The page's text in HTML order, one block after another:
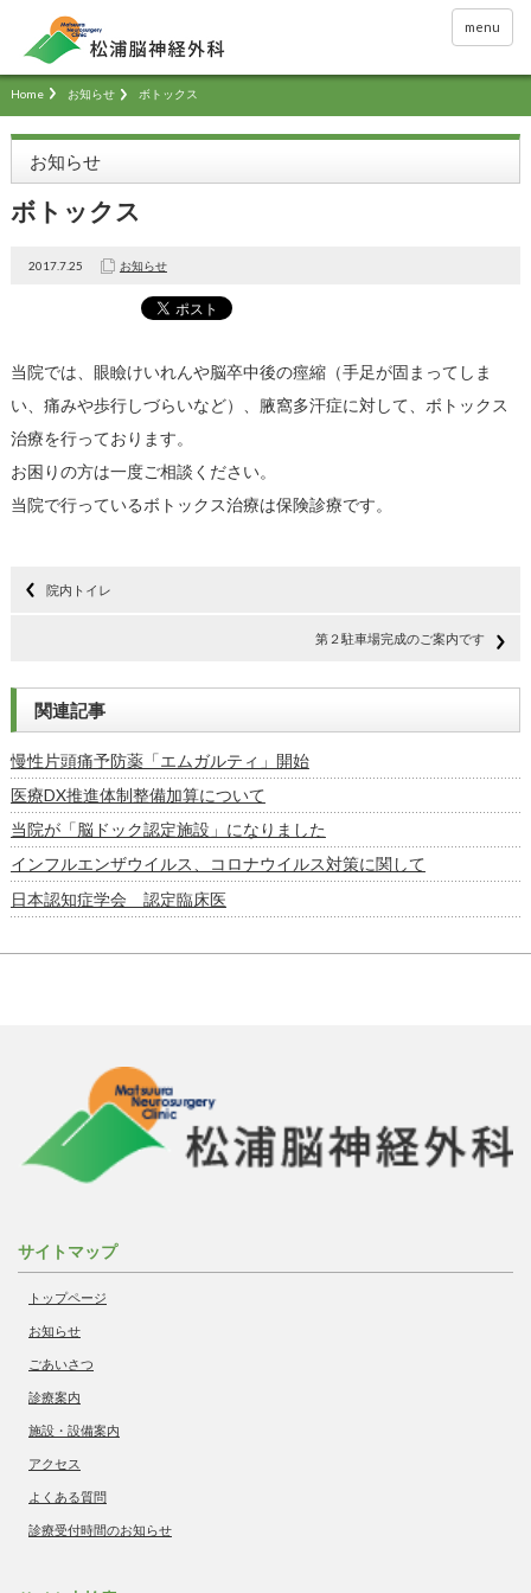
menu
Home お知らせ ボトックス
お知らせ
ボトックス
2017.7.25 お知らせ
当院では、眼瞼けいれんや脳卒中後の痙縮（手足が固まってしま
い、痛みや歩行しづらいなど）、腋窩多汗症に対して、ボトックス
治療を行っております。
お困りの方は一度ご相談ください。
当院で行っているボトックス治療は保険診療です。
院内トイレ
第２駐車場完成のご案内です
関連記事
慢性片頭痛予防薬「エムガルティ」開始
医療DX推進体制整備加算について
当院が「脳ドック認定施設」になりました
インフルエンザウイルス、コロナウイルス対策に関して
日本認知症学会 認定臨床医
サイトマップ
トップページ
お知らせ
ごあいさつ
診療案内
施設・設備案内
アクセス
よくある質問
診療受付時間のお知らせ